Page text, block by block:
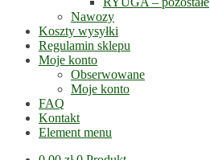
Nawozy
Koszty wysyłki
Regulamin sklepu
Moje konto
Obserwowane
Moje konto
FAQ
Kontakt
Element menu